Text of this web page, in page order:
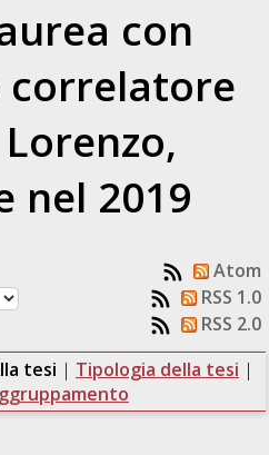
con
,
nel 2019
Atom
RSS 1.0
RSS 2.0
tesi | Tipologia della tesi |